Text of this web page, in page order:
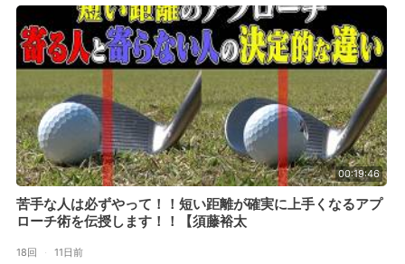
00:19:46
苦手な人は必ずやって！！短い距離が確実に上手くなるアプ
ローチ術を伝授します！！【須藤裕太
18回 · 11日前